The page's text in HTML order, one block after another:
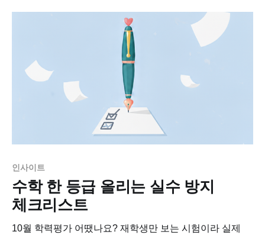
인사이트
수학 한 등급 올리는 실수 방지
체크리스트
10월 학력평가 어땠나요? 재학생만 보는 시험이라 실제